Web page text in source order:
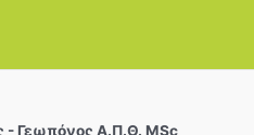
- Γεωπόνος Α.Π.Θ. MSc